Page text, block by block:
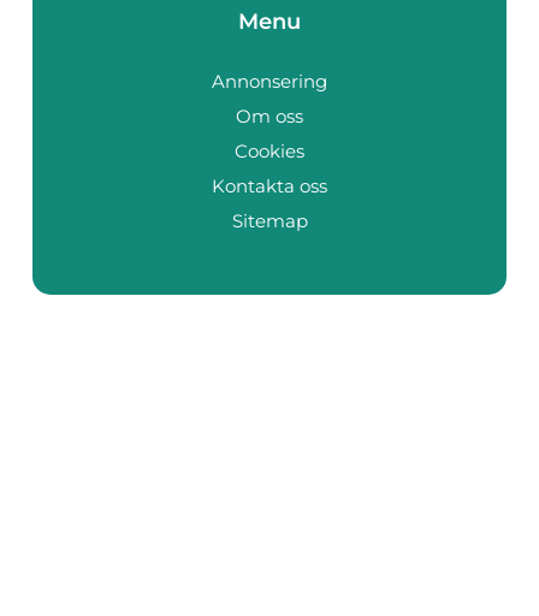
Menu
Annonsering
Om oss
Cookies
Kontakta oss
Sitemap